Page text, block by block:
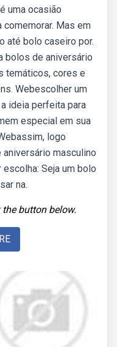
uma ocasião
Mas em
até bolo caseiro por.
bolos de aniversário
temáticos, cores e
Webescolher um
ideia perfeita para
especial em sua
logo
masculino
Seja um bolo
na.
button below.